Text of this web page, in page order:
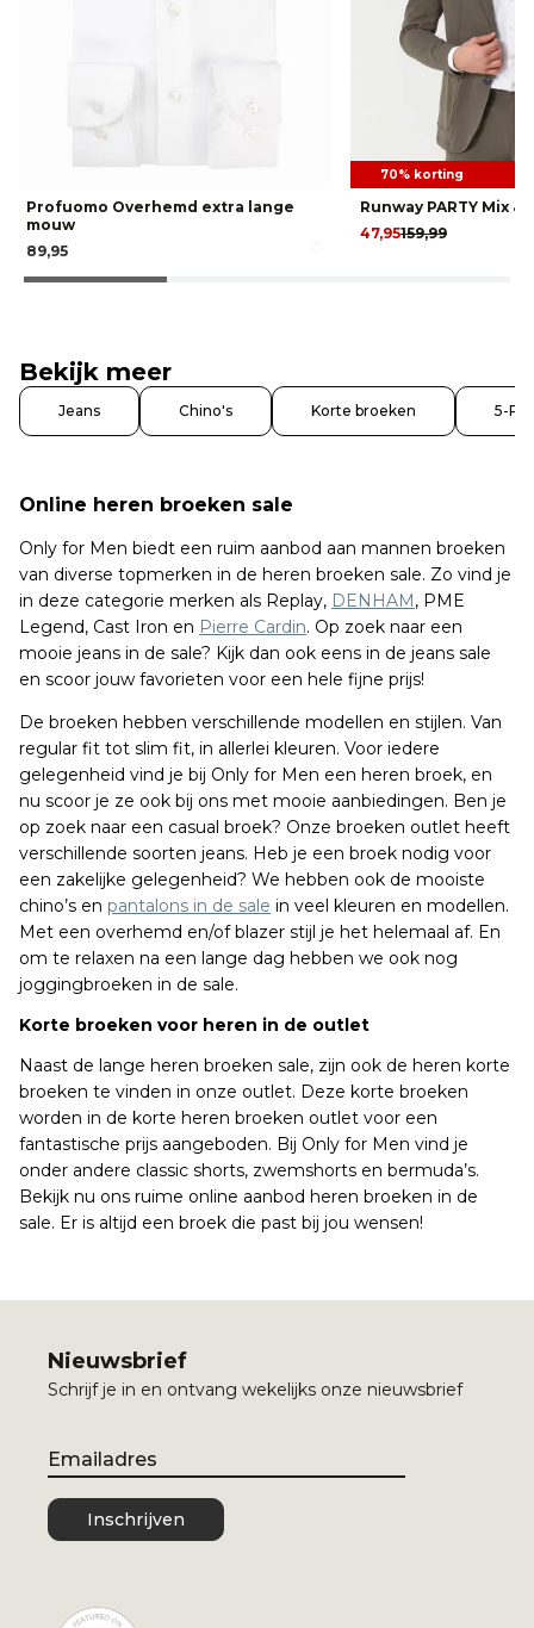
Profuomo Overhemd extra lange
mouw
89,95
70% korting
Runway PARTY Mix
159,99
47,95
Bekijk meer
Jeans Chino's Korte broeken 5-
Online heren broeken sale
Only for Men biedt een ruim aanbod aan mannen broeken
van diverse topmerken in de heren broeken sale. Zo vind je
in deze categorie merken als Replay, DENHAM, PME
Legend, Cast Iron en Pierre Cardin. Op zoek naar een
mooie jeans in de sale? Kijk dan ook eens in de jeans sale
en scoor jouw favorieten voor een hele fijne prijs!
De broeken hebben verschillende modellen en stijlen. Van
regular fit tot slim fit, in allerlei kleuren. Voor iedere
gelegenheid vind je bij Only for Men een heren broek, en
nu scoor je ze ook bij ons met mooie aanbiedingen. Ben je
op zoek naar een casual broek? Onze broeken outlet heeft
verschillende soorten jeans. Heb je een broek nodig voor
een zakelijke gelegenheid? We hebben ook de mooiste
chino’s en pantalons in de sale in veel kleuren en modellen.
Met een overhemd en/of blazer stijl je het helemaal af. En
om te relaxen na een lange dag hebben we ook nog
joggingbroeken in de sale.
Korte broeken voor heren in de outlet
Naast de lange heren broeken sale, zijn ook de heren korte
broeken te vinden in onze outlet. Deze korte broeken
worden in de korte heren broeken outlet voor een
fantastische prijs aangeboden. Bij Only for Men vind je
onder andere classic shorts, zwemshorts en bermuda’s.
Bekijk nu ons ruime online aanbod heren broeken in de
sale. Er is altijd een broek die past bij jou wensen!
Nieuwsbrief
Schrijf je in en ontvang wekelijks onze nieuwsbrief
Email
Inschrijven